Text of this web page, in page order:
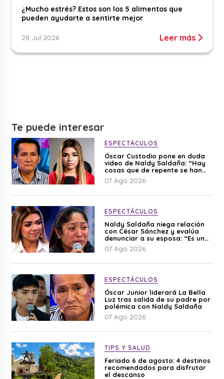
¿Mucho estrés? Estos son los 5 alimentos que
pueden ayudarte a sentirte mejor
28 Jul 2026 Leer más
Te puede interesar
ESPECTÁCULOS
Óscar Custodio pone en duda
video de Naldy Saldaña: “Hay
cosas que de repente se han
editado”
07 Ago 2026
ESPECTÁCULOS
Naldy Saldaña niega relación
con César Sánchez y evalúa
denunciar a su esposa: “Es una
difamación”
07 Ago 2026
ESPECTÁCULOS
Óscar Junior liderará La Bella
Luz tras salida de su padre por
polémica con Naldy Saldaña
07 Ago 2026
TIPS Y SALUD
Feriado 6 de agosto: 4 destinos
recomendados para disfrutar
el descanso